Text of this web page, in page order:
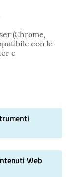
(Chrome,
con le
e
Web